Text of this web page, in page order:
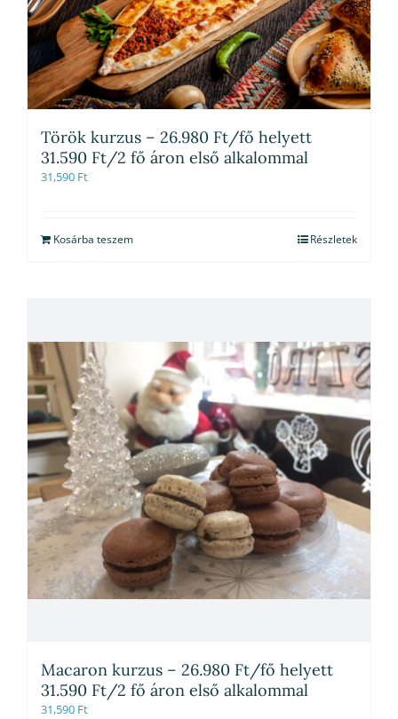
Török kurzus – 26.980 Ft/fő helyett
31.590 Ft/2 fő áron első alkalommal
31,590 Ft
Kosárba teszem Részletek
Macaron kurzus – 26.980 Ft/fő helyett
31.590 Ft/2 fő áron első alkalommal
31,590 Ft